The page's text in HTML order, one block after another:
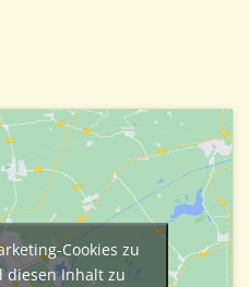
Cookies zu
diesen Inhalt zu